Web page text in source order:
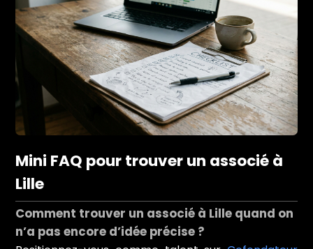
Mini FAQ pour trouver un associé à
Lille
Comment trouver un associé à Lille quand on
n’a pas encore d’idée précise ?